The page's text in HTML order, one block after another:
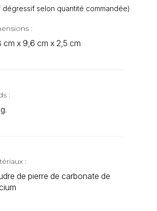
dégressif selon quantité commandée)
:
cm x 9,6 cm x 2,5 cm
:
:
de pierre de carbonate de